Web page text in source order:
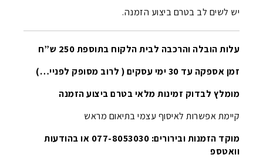
יש לשים לב בטרם ביצוע הזמנה.
עלות הובלה והרכבה לבית הלקוח בתוספת 250 ש”ח
זמן אספקה עד 30 ימי עסקים ( לרוב מסופק לפניי…)
מומלץ לבדוק זמינות מלאי בטרם ביצוע הזמנה
קיימת אפשרות לאיסוף עצמי בתיאום מראש
מוקד הזמנות ובירורים: 077-8053030 או בהודעות
וואטספ